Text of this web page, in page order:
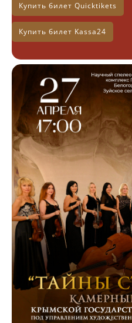
Купить билет Quicktikets
Купить билет Kassa24